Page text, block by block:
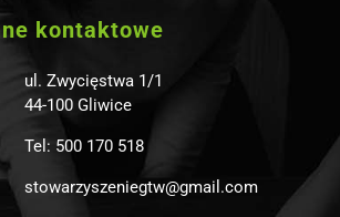
kontaktowe
ul. Zwycięstwa 1/1
44-100 Gliwice
Tel: 500 170 518
stowarzyszeniegtw@gmail.com